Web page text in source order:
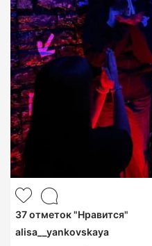
37отметок "Нравится"
alisa__yankovskaya